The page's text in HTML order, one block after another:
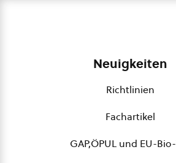
Neuigkeiten
Richtlinien
Fachartikel
GAP,ÖPUL und EU-